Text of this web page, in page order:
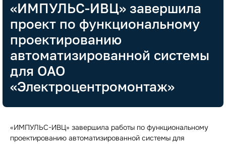
«ИМПУЛЬС-ИВЦ» завершила
проект по функциональному
проектированию
автоматизированной системы
для ОАО
«Электроцентромонтаж»
«ИМПУЛЬС-ИВЦ» завершила работы по функциональному
проектированию автоматизированной системы для